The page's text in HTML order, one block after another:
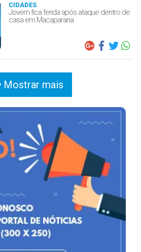
CIDADES
Jovem fica ferida após ataque dentro de
casa em Macaparana
Mostrar mais